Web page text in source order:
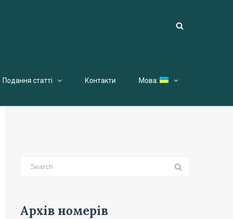
Подання статті Контакти Мова:
Архів номерів